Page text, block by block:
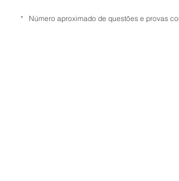
* Número aproximado de questões e provas